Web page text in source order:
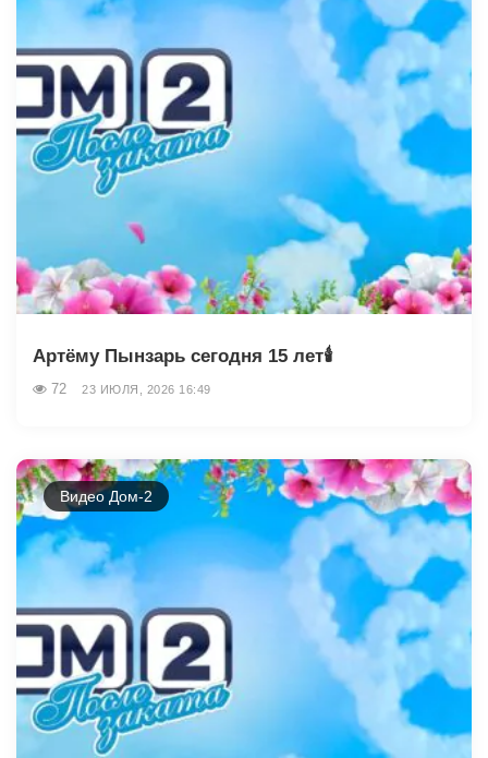
Артёму Пынзарь сегодня 15 лет🕯
72 23 ИЮЛЯ, 2026 16:49
Видео Дом-2